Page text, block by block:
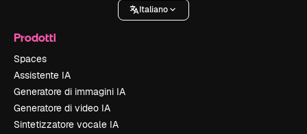
Italiano
Prodotti
Spaces
Assistente IA
Generatore di immagini IA
Generatore di video IA
Sintetizzatore vocale IA